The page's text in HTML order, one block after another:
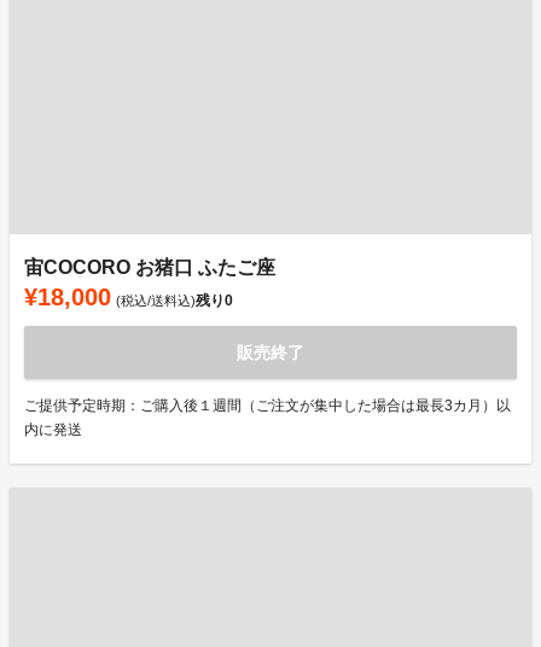
宙COCORO お猪口 ふたご座
¥18,000 (税込/送料込)残り0
販売終了
ご提供予定時期：ご購入後１週間（ご注文が集中した場合は最長3カ月）以
内に発送